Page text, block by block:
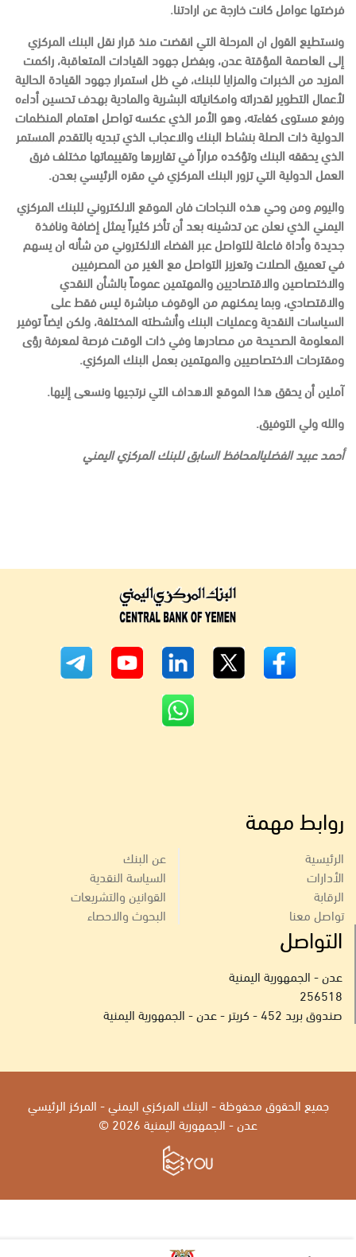
فرضتها عوامل كانت خارجة عن ارادتنا.
ونستطيع القول ان المرحلة التي انقضت منذ قرار نقل البنك المركزي
إلى العاصمة المؤقتة عدن، وبفضل جهود القيادات المتعاقبة، راكمت
المزيد من الخبرات والمزايا للبنك، في ظل استمرار جهود القيادة الحالية
لأعمال التطوير لقدراته وامكانياته البشرية والمادية بهدف تحسين أداءه
ورفع مستوى كفاءته، وهو الأمر الذي عكسه تواصل اهتمام المنظمات
الدولية ذات الصلة بنشاط البنك والاعجاب الذي تبديه بالتقدم المستمر
الذي يحققه البنك وتؤكده مراراً في تقاريرها وتقييماتها مختلف فرق
العمل الدولية التي تزور البنك المركزي في مقره الرئيسي بعدن.
واليوم ومن وحي هذه النجاحات فان الموقع الالكتروني للبنك المركزي
اليمني الذي نعلن عن تدشينه بعد أن تأخر كثيراً يمثل إضافة ونافذة
جديدة وأداة فاعلة للتواصل عبر الفضاء الالكتروني من شأنه ان يسهم
في تعميق الصلات وتعزيز التواصل مع الغير من المصرفيين
والاختصاصين والاقتصاديين والمهتمين عموماً بالشأن النقدي
والاقتصادي، وبما يمكنهم من الوقوف مباشرة ليس فقط على
السياسات النقدية وعمليات البنك وأنشطته المختلفة، ولكن ايضاً توفير
المعلومة الصحيحة من مصادرها وفي ذات الوقت فرصة لمعرفة رؤى
ومقترحات الاختصاصيين والمهتمين بعمل البنك المركزي.
آملين أن يحقق هذا الموقع الاهداف التي نرتجيها ونسعى إليها.
والله ولي التوفيق.
أحمد عبيد الفضليالمحافظ السابق للبنك المركزي اليمني
روابط مهمة
الرئيسية
الأدارات
الرقابة
تواصل معنا
عن البنك
السياسة النقدية
القوانين والتشريعات
البحوث والاحصاء
التواصل
عدن - الجمهورية اليمنية
256518
صندوق بريد 452 - كريتر - عدن - الجمهورية اليمنية
جميع الحقوق محفوظة - البنك المركزي اليمني - المركز الرئيسي
عدن - الجمهورية اليمنية 2026 ©